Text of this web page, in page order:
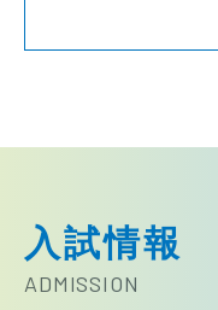
入試情報
ADMISSION